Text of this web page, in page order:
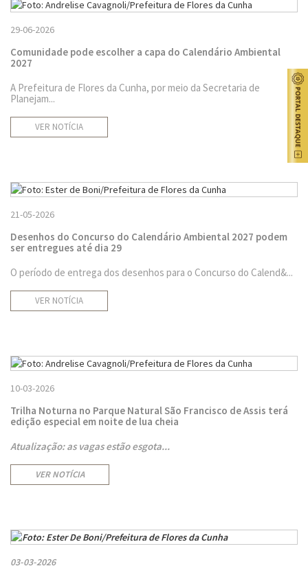
29-06-2026
Comunidade pode escolher a capa do Calendário Ambiental
2027
A Prefeitura de Flores da Cunha, por meio da Secretaria de
Planejam...
VER NOTÍCIA
21-05-2026
Desenhos do Concurso do Calendário Ambiental 2027 podem
ser entregues até dia 29
O período de entrega dos desenhos para o Concurso do Calend&...
VER NOTÍCIA
10-03-2026
Trilha Noturna no Parque Natural São Francisco de Assis terá
edição especial em noite de lua cheia
Atualização: as vagas estão esgota...
VER NOTÍCIA
03-03-2026